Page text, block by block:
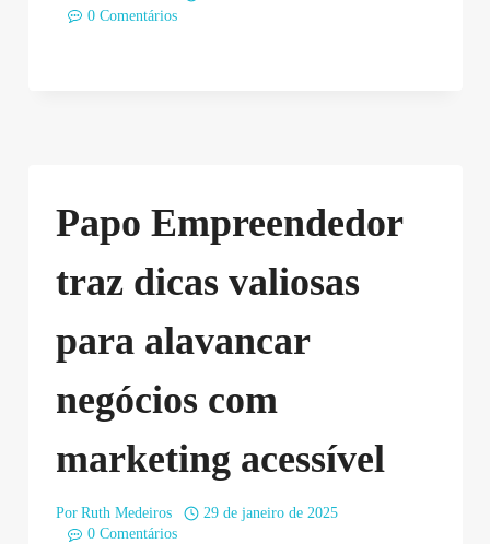
0 Comentários
Papo Empreendedor
traz dicas valiosas
para alavancar
negócios com
marketing acessível
Por Ruth Medeiros
29 de janeiro de 2025
0 Comentários